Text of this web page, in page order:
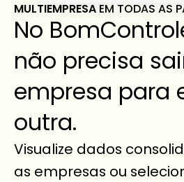
MULTIEMPRESA EM TODAS AS
No
não precisa
empresa para
outra.
Visualize dados
as empresas ou